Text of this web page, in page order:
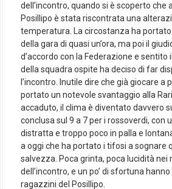
dell’incontro, quando si è scoperto che
Posillipo è stata riscontrata una
temperatura. La circostanza ha
della gara di quasi un’ora, ma poi il
d’accordo con la Federazione e sentito
della squadra ospite ha deciso di far
l’incontro. Inutile dire che già giocare a
portato un notevole svantaggio alla
accaduto, il clima è diventato davvero
conclusa sul 9 a 7 per i rossoverdi, con
distratta e troppo poco in palla e
a oggi che ha portato i tifosi a sognare
salvezza. Poca grinta, poca lucidità nei
dell’incontro, e un po’ di sfortuna
ragazzini del Posillipo.